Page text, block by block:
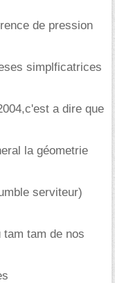
de pression
simplficatrices
a dire que
la géometrie
serviteur)
tam de nos